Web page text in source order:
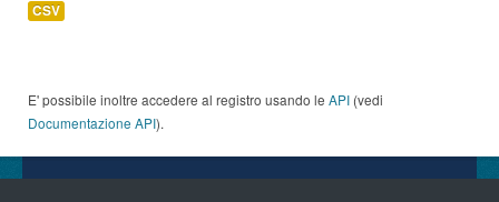
CSV
E' possibile inoltre accedere al registro usando le API (vedi
Documentazione API).